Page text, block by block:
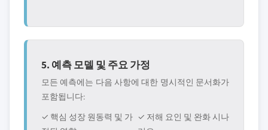
5. 예측 모델 및 주요 가정
모든 예측에는 다음 사항에 대한 명시적인 문서화가
포함됩니다:
✓ 핵심 성장 원동력 및 가 ✓ 저해 요인 및 완화 시나